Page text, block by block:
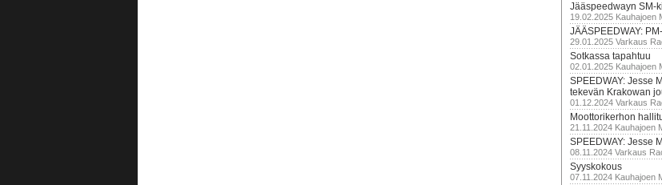
Jääspeedwayn SM-
19.02.2025 Kauhajoen
JÄÄSPEEDWAY:
29.01.2025 Varkaus
Sotkassa tapahtuu
02.01.2025 Kauhajoen
SPEEDWAY: Jesse
tekevän Krakowan
01.12.2024 Varkaus
Moottorikerhon
21.11.2024 Kauhajoen
SPEEDWAY: Jesse
08.11.2024 Varkaus
Syyskokous
07.11.2024 Kauhajoen